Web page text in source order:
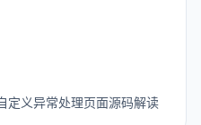
定义异常处理页面源码解读